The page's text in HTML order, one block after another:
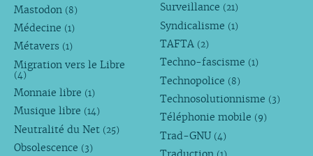
Mastodon (8)
Médecine (1)
Métavers (1)
Migration vers le Libre
(4)
Monnaie libre (1)
Musique libre (14)
Neutralité du Net (25)
Obsolescence (3)
Surveillance (21)
Syndicalisme (1)
TAFTA (2)
Techno-fascisme (1)
Technopolice (8)
Technosolutionnisme (3)
Téléphonie mobile (9)
Trad-GNU (4)